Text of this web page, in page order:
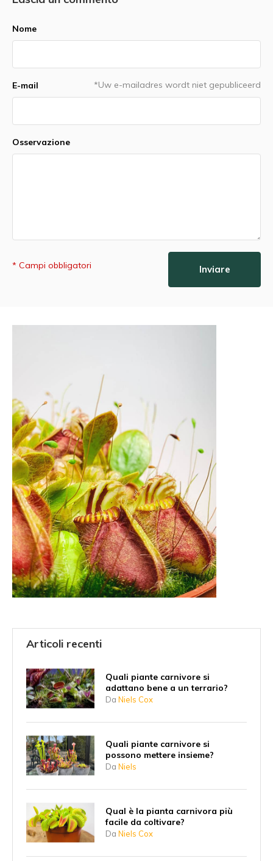
Nome
E-mail *Uw e-mailadres wordt niet gepubliceerd
Osservazione
* Campi obbligatori Inviare
Articoli recenti
Quali piante carnivore si
adattano bene a un terrario?
Da Niels Cox
Quali piante carnivore si
possono mettere insieme?
Da Niels
Qual è la pianta carnivora più
facile da coltivare?
Da Niels Cox